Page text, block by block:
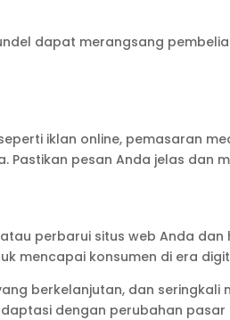
dapat merangsang
iklan online, pemasaran
Pastikan pesan Anda jelas dan
perbarui situs web Anda
mencapai konsumen di era
berkelanjutan, dan seringkali
dengan perubahan